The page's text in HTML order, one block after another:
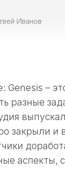
Иванов
Genesis –
разные
закрыли и
аспекты,